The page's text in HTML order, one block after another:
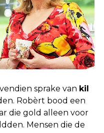
sprake van kil
Robèrt bood een
die gold alleen voor
Mensen die de